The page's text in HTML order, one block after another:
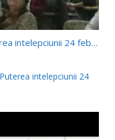
Pastor Ovidiu BALUTA Puterea intelepciunii 24 feb 2017
intelepciunii 24